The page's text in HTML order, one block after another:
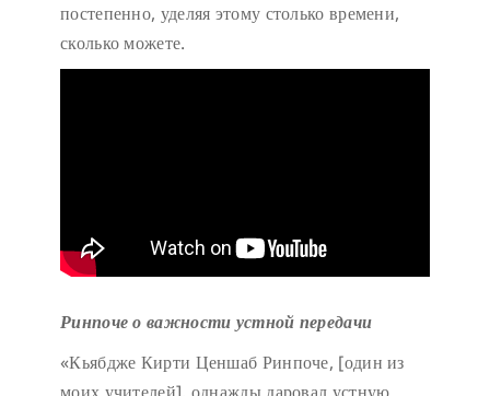
постепенно, уделяя этому столько времени,
сколько можете.
Ринпоче о важности устной передачи
«Кьябдже Кирти Ценшаб Ринпоче, [один из